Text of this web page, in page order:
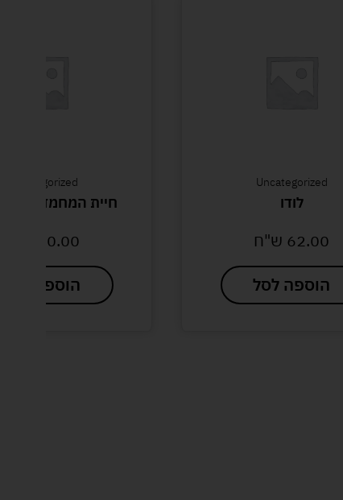
Uncategorized
לודו
62.00 ש"ח
הוספה לסל
Uncategorized
חיית המחמד שלי-
90.00
הוספה לסל